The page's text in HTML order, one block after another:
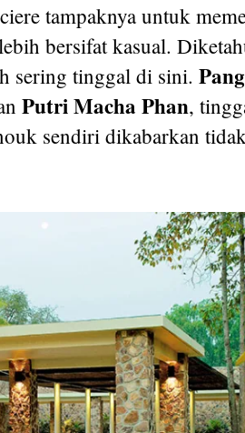
tampaknya untuk
bersifat kasual.
sering tinggal di sini.
Putri Macha Phan,
sendiri dikabarkan